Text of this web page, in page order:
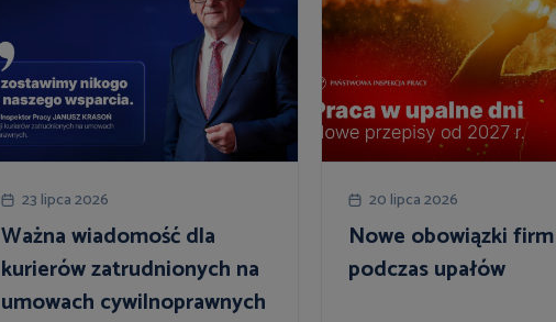
23 lipca 2026
Ważna wiadomość dla
kurierów zatrudnionych na
umowach cywilnoprawnych
20 lipca 2026
Nowe obowiązki firm
podczas upałów